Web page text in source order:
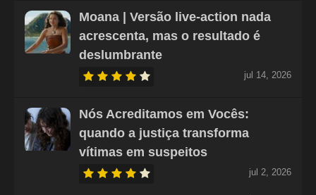
Moana | Versão live-action nada
acrescenta, mas o resultado é
deslumbrante
jul 14, 2026
Nós Acreditamos em Vocês:
quando a justiça transforma
vítimas em suspeitos
jul 2, 2026